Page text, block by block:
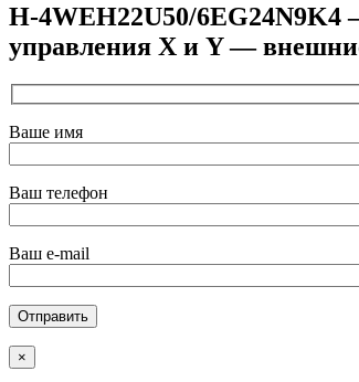
H-4WEH22U50/6EG24N9K4
управления X и Y —
Ваше имя
Ваш телефон
Ваш e-mail
×